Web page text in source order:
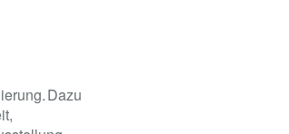
Dazu